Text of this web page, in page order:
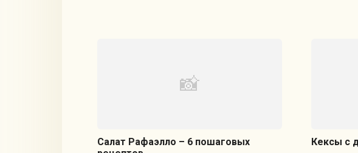
Салат Рафаэлло – 6 пошаговых
Кексы с